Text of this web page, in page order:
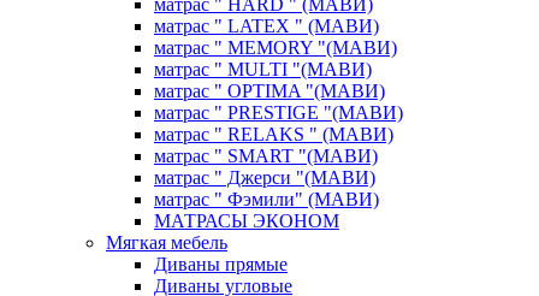
матрас " HARD " (МАВИ)
матрас " LATEX " (МАВИ)
матрас " MEMORY "(МАВИ)
матрас " MULTI "(МАВИ)
матрас " OPTIMA "(МАВИ)
матрас " PRESTIGE "(МАВИ)
матрас " RELAKS " (МАВИ)
матрас " SMART "(МАВИ)
матрас " Джерси "(МАВИ)
матрас " Фэмили" (МАВИ)
МАТРАСЫ ЭКОНОМ
Мягкая мебель
Диваны прямые
Диваны угловые